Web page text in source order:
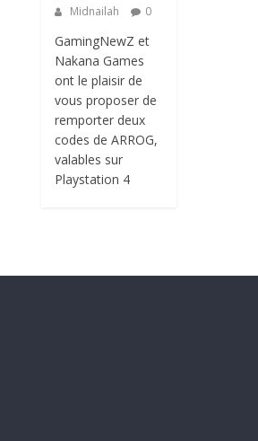
Midnailah
0
GamingNewZ et
Nakana Games
ont le plaisir de
vous proposer de
remporter deux
codes de ARROG,
valables sur
Playstation 4